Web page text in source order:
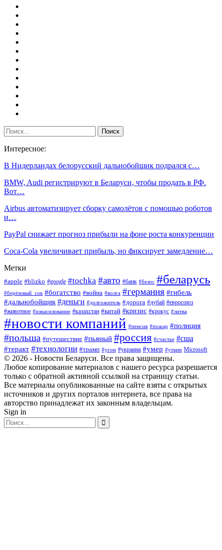
Интересное:
В Нидерландах белорусский дальнобойщик подрался с…
BMW, Audi регистрируют в Беларуси, чтобы продать в РФ.
Вот…
Airbus автоматизирует сборку самолётов с помощью роботов
и…
PayPal снижает прогноз прибыли на фоне роста конкуренции
Coca-Cola увеличивает прибыль, но фиксирует замедление…
Метки
#apple #blizko #google #tochka #авто #банк #безос #беларусь
#берёзовый_сок #богатство #война #волга #германия #гибель
#дальнобойщик #деньги #долгожитель #дорога #дубай #евросоюз
#животное #изнасилование #казахстан #китай #кризис #крокус #литва
#новости компаний #пенсия #пожар #полиция
#польша #путешествие #пьяный #россия #счастье #сша
#теракт #технологии #трамп #угон #украина #умер #уткин Microsoft
© 2026 - Новости Беларуси. Все права защищены.
Любое копирование материалов с нашего ресурса разрешается
только с обратной активной ссылкой на страницу статьи.
Все материалы опубликованные на сайте взяты с открытых
источников и других порталов интернета, все права на
авторство принадлежат их законным владельцам.
Sign in